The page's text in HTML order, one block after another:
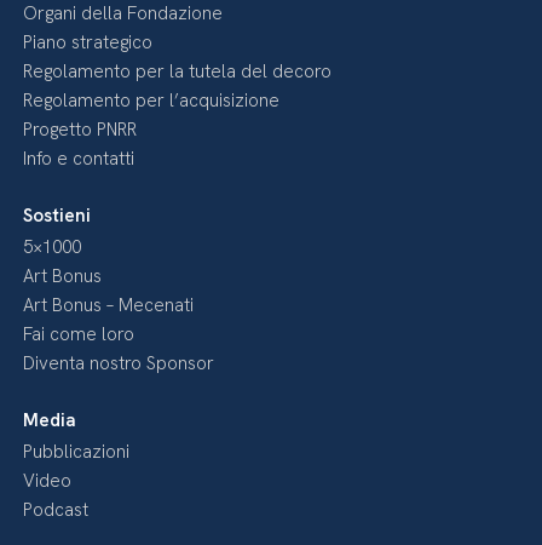
Organi della Fondazione
Piano strategico
Regolamento per la tutela del decoro
Regolamento per l’acquisizione
Progetto PNRR
Info e contatti
Sostieni
5×1000
Art Bonus
Art Bonus – Mecenati
Fai come loro
Diventa nostro Sponsor
Media
Pubblicazioni
Video
Podcast